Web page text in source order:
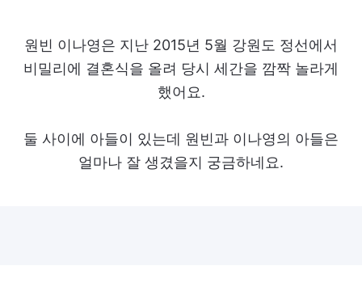
원빈 이나영은 지난 2015년 5월 강원도 정선에서
비밀리에 결혼식을 올려 당시 세간을 깜짝 놀라게
했어요.
둘 사이에 아들이 있는데 원빈과 이나영의 아들은
얼마나 잘 생겼을지 궁금하네요.